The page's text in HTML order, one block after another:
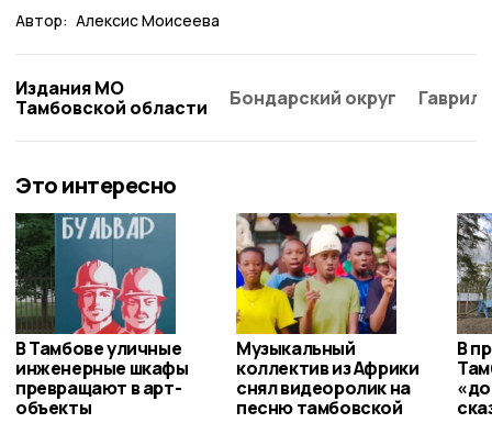
Автор: Алексис Моисеева
Издания МО
Тамбовской области
Бондарский округ
Это интересно
В Тамбове уличные
инженерные шкафы
превращают в арт-
объекты
Музыкальный
коллектив из Африки
снял видеоролик на
песню тамбовской
В